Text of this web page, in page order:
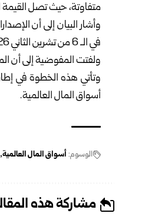
متفاوتة، حيث تصل القيمة
في الـ 6 من تشرين الثاني 2026، بينما يستحق الإصدار الثالث في الـ 7 من أيار 2027.
ولفتت المفوضية إلى أن
وتأتي هذه الخطوة في
أسواق المال العالمية.
الوسوم: أسواق المال العالمية
مشاركة هذه